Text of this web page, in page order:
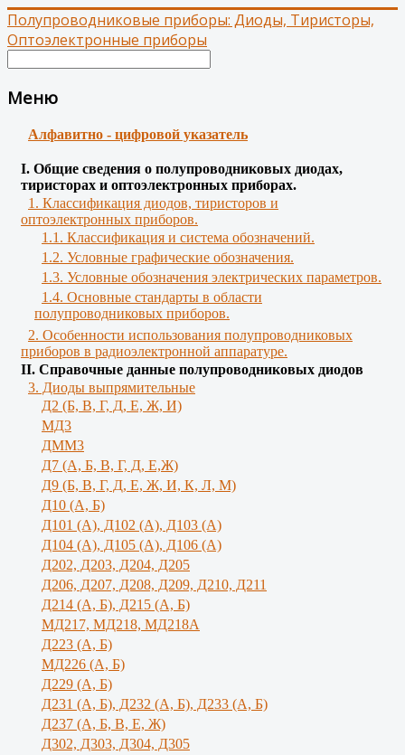
Полупроводниковые приборы: Диоды, Тиристоры,
Оптоэлектронные приборы
Меню
Алфавитно - цифровой указатель
І. Общие сведения о полупроводниковых диодах,
тиристорах и оптоэлектронных приборах.
1. Классификация диодов, тиристоров и
оптоэлектронных приборов.
1.1. Классификация и система обозначений.
1.2. Условные графические обозначения.
1.3. Условные обозначения электрических параметров.
1.4. Основные стандарты в области
полупроводниковых приборов.
2. Особенности использования полупроводниковых
приборов в радиоэлектронной аппаратуре.
II. Справочные данные полупроводниковых диодов
3. Диоды выпрямительные
Д2 (Б, В, Г, Д, Е, Ж, И)
МД3
ДММ3
Д7 (А, Б, В, Г, Д, Е,Ж)
Д9 (Б, В, Г, Д, Е, Ж, И, К, Л, М)
Д10 (А, Б)
Д101 (А), Д102 (А), Д103 (А)
Д104 (А), Д105 (А), Д106 (А)
Д202, Д203, Д204, Д205
Д206, Д207, Д208, Д209, Д210, Д211
Д214 (А, Б), Д215 (А, Б)
МД217, МД218, МД218А
Д223 (А, Б)
МД226 (А, Б)
Д229 (А, Б)
Д231 (А, Б), Д232 (А, Б), Д233 (А, Б)
Д237 (А, Б, В, Е, Ж)
Д302, Д303, Д304, Д305